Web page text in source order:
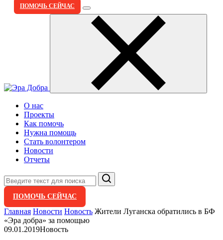
ПОМОЧЬ СЕЙЧАС
О нас
Проекты
Как помочь
Нужна помощь
Стать волонтером
Новости
Отчеты
Поиск
ПОМОЧЬ СЕЙЧАС
Главная Новости Новость Жители Луганска обратились в БФ
«Эра добра» за помощью
09.01.2019Новость